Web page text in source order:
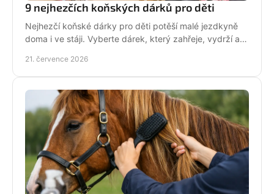
9 nejhezčích koňských dárků pro děti
Nejhezčí koňské dárky pro děti potěší malé jezdkyně
doma i ve stáji. Vyberte dárek, který zahřeje, vydrží a
21. července 2026